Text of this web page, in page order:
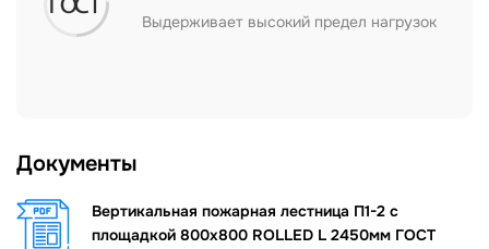
Выдерживает высокий предел нагрузок
Документы
Вертикальная пожарная лестница П1-2 с
площадкой 800х800 ROLLED L 2450мм ГОСТ